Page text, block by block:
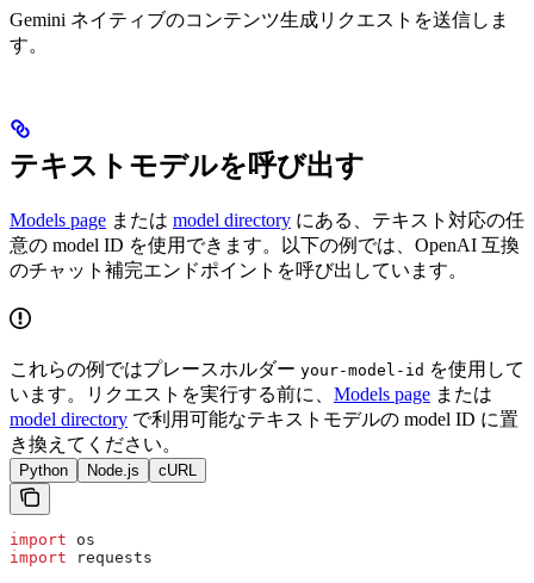
Gemini ネイティブのコンテンツ生成リクエストを送信しま
す。
テキストモデルを呼び出す
Models page または model directory にある、テキスト対応の任
意の model ID を使用できます。以下の例では、OpenAI 互換
のチャット補完エンドポイントを呼び出しています。
これらの例ではプレースホルダー your-model-id を使用して
います。リクエストを実行する前に、 Models page または
model directory で利用可能なテキストモデルの model ID に置
き換えてください。
Python Node.js cURL
import os
import requests